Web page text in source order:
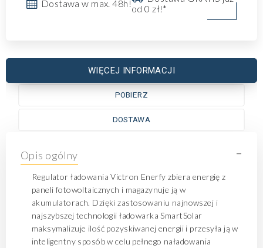
Dostawa w max. 48h!od 0 zł!*
WIĘCEJ INFORMACJI
POBIERZ
DOSTAWA
Opis ogólny -
Regulator ładowania Victron Enerfy zbiera energię z
paneli fotowoltaicznych i magazynuje ją w
akumulatorach. Dzięki zastosowaniu najnowszej i
najszybszej technologii ładowarka SmartSolar
maksymalizuje ilość pozyskiwanej energii i przesyła ją w
inteligentny sposób w celu pełnego naładowania